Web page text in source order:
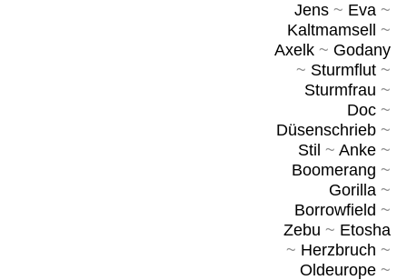
Jens~ Eva~
Kaltmamsell
~
Axelk~ Godany
~ Sturmflut~
Sturmfrau ~
Doc~
Düsenschrieb~
Stil ~ Anke~
Boomerang ~
Gorilla~
Borrowfield ~
Zebu ~ Etosha
~ Herzbruch ~
Oldeurope~